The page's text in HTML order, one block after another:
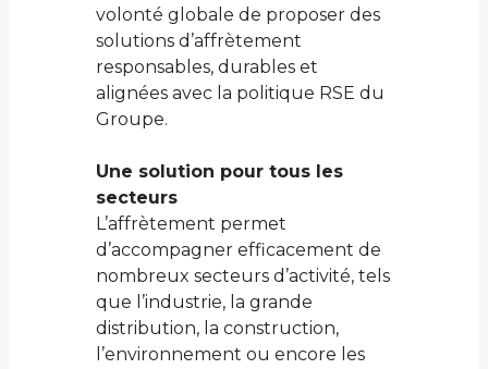
volonté globale de proposer des
solutions d’affrètement
responsables, durables et
alignées avec la politique RSE du
Groupe.
Une solution pour tous les
secteurs
L’affrètement permet
d’accompagner efficacement de
nombreux secteurs d’activité, tels
que l’industrie, la grande
distribution, la construction,
l’environnement ou encore les